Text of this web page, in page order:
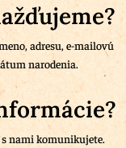
adresu, e-mailovú
narodenia.
s nami komunikujete.